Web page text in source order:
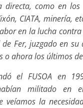
directa, como en
CIATA, minería,
en la lucha
Fer, juzgado en
o ahora los últimos
el FUSOA en
militado en
veíamos la